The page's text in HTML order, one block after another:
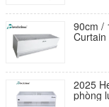
90cm /
2025
phòng